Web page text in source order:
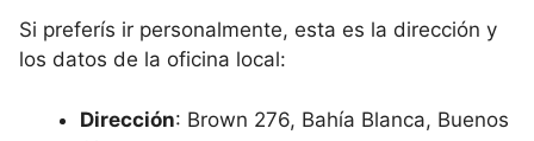
Si preferís ir personalmente, esta es la dirección y
los datos de la oficina local:
Dirección: Brown 276, Bahía Blanca, Buenos